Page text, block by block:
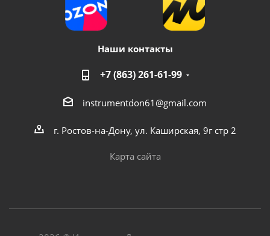
Наши контакты
+7 (863) 261-61-99
instrumentdon61@gmail.com
г. Ростов-на-Дону, ул. Каширская, 9г стр 2
Карта сайта